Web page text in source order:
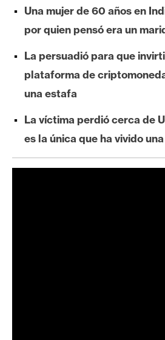
h
e
r
e
u
I
A
Una mujer de 60 años en
por quien pensó era un
La persuadió para que
plataforma de
una estafa
La víctima perdió cerca de
es la única que ha vivido